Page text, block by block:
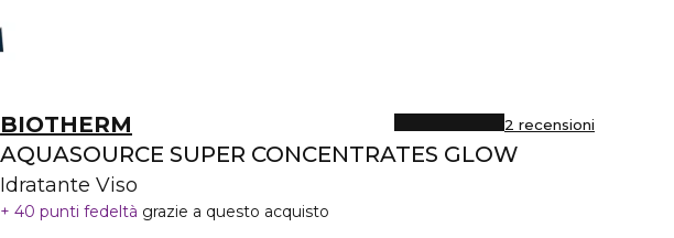
BIOTHERM
AQUASOURCE SUPER CONCENTRATES GLOW
Idratante Viso
2 recensioni
40 punti fedeltà grazie a questo acquisto